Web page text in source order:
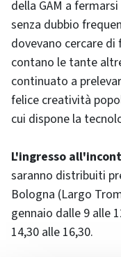
della GAM a
senza dubbio
dovevano cercare di
contano le tante
continuato a
felice creatività
cui dispone la
L'ingresso
saranno distribuiti
Bologna (Largo
gennaio dalle 9 alle
14,30 alle 16,30.